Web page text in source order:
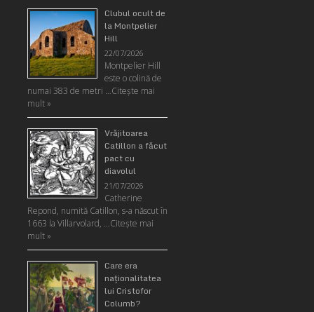
Clubul ocult de
la Montpelier
Hill
22/07/2026
Montpelier Hill
este o colină de
numai 383 de metri …Citeşte mai
mult »
Vrăjitoarea
Catillon a făcut
pact cu
diavolul
21/07/2026
Catherine
Repond, numită Catillon, s-a născut în
1663 la Villarvolard, …Citeşte mai
mult »
Care era
naţionalitatea
lui Cristofor
Columb?